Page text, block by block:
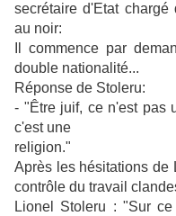
secrétaire d'Etat
au noir:
Il commence par
double nationalité...
Réponse de Stoleru:
- "Être juif, ce n'est pas
c'est une
religion."
Après les hésitations de
contrôle du travail
Lionel Stoleru : "Sur